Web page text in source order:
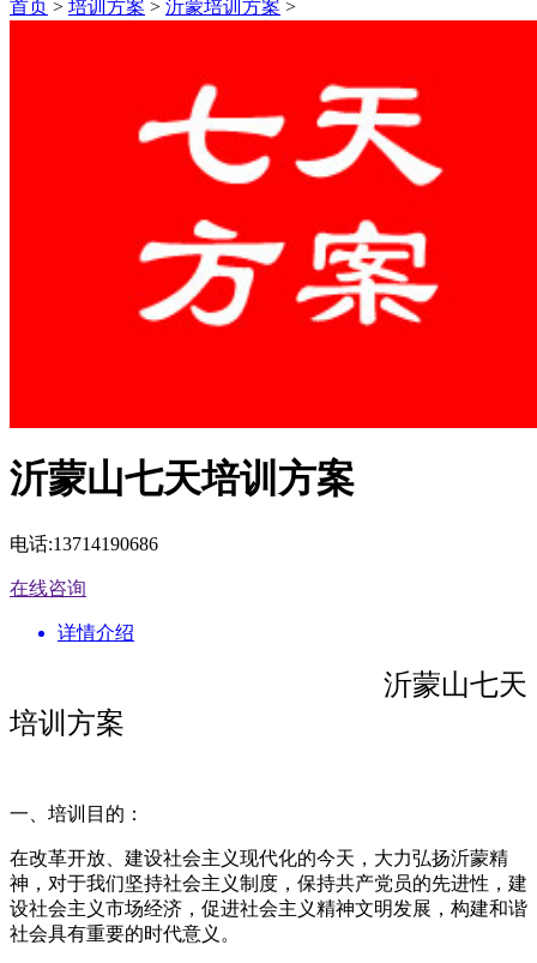
首页 > 培训方案 > 沂蒙培训方案 >
沂蒙山七天培训方案
电话:13714190686
在线咨询
详情介绍
沂蒙山七天
培训方案
一、培训目的：
在改革开放、建设社会主义现代化的今天，大力弘扬沂蒙精
神，对于我们坚持社会主义制度，保持共产党员的先进性，建
设社会主义市场经济，促进社会主义精神文明发展，构建和谐
社会具有重要的时代意义。